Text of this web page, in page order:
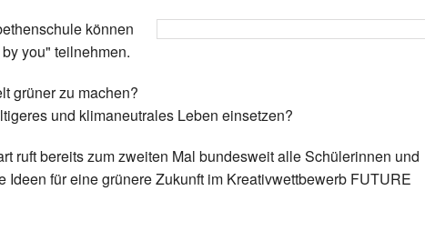
können
you" teilnehmen.
grüner zu machen?
und klimaneutrales Leben einsetzen?
ruft bereits zum zweiten Mal bundesweit alle Schülerinnen und
Ideen für eine grünere Zukunft im Kreativwettbewerb FUTURE